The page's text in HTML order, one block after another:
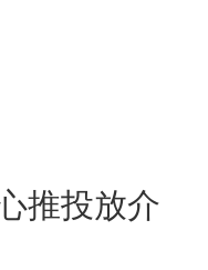
推投放介